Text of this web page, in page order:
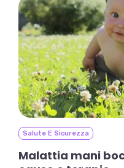
Salute E Sicurezza
Malattia mani